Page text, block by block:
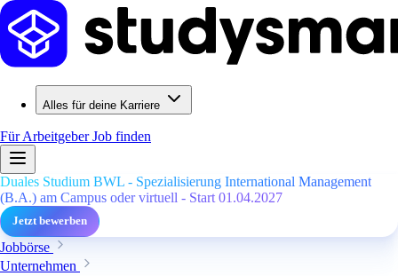
Alles für deine Karriere
Für ArbeitgeberJob finden
Duales Studium BWL - Spezialisierung International Management
(B.A.) am Campus oder virtuell - Start 01.04.2027
Jetzt bewerben
Jobbörse
Unternehmen